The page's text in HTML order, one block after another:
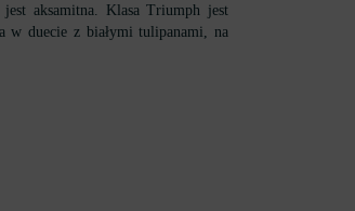
jest aksamitna. Klasa Triumph jest
w duecie z białymi tulipanami, na